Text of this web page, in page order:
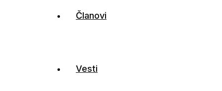
Članovi
Vesti